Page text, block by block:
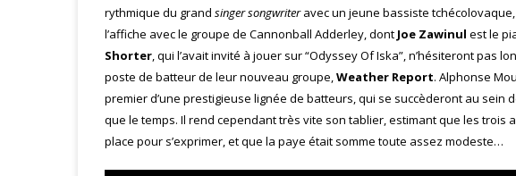
rythmique du grand singer songwriteravec un jeune bassiste tchécolovaque,
l’affiche avec le groupe de Cannonball Adderley, dont Joe Zawinul est le
Shorter, qui l’avait invité à jouer sur “Odyssey Of Iska”, n’hésiteront pas
poste de batteur de leur nouveau groupe,Weather Report. Alphonse
premier d’une prestigieuse lignée de batteurs, qui se succèderont au sein
que le temps. Il rend cependant très vite son tablier, estimant que les trois
place pour s’exprimer, et que la paye était somme toute assez modeste…